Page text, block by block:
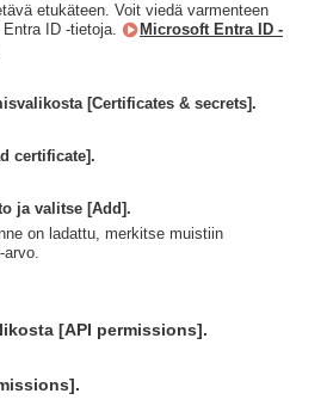
etukäteen. Voit viedä varmenteen
ID -tietoja.
Microsoft Entra ID -
[Certificates & secrets].
certificate].
ja valitse [Add].
on ladattu, merkitse muistiin
arvo.
[API permissions].